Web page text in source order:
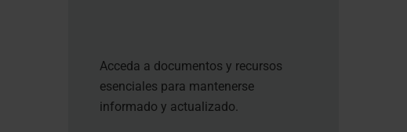
Acceda a documentos y recursos
esenciales para mantenerse
informado y actualizado.